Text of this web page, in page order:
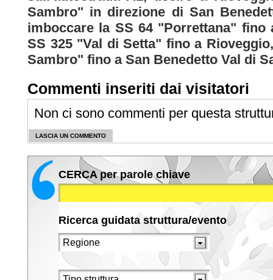
Sambro" in direzione di San
imboccare la SS 64 "Porrettana" fino
SS 325 "Val di Setta" fino a
Sambro" fino a San Benedetto Val di
Commenti inseriti dai visitatori
Non ci sono commenti per questa
LASCIA UN COMMENTO
CERCA per parole chiave
Ricerca guidata struttura/evento